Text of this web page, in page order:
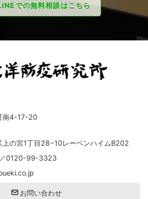
での無料相談はこちら
南4-17-20
上の宮1丁目28−10レーベンハイムB202
／0120-99-3323
お問い合わせ